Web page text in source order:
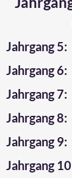
Jahrgang
Jahrgang
Jahrgang